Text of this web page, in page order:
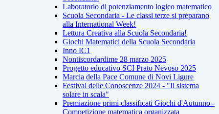
Laboratorio di potenziamento logico matematico
Scuola Secondaria - Le classi terze si preparano
alla International Week!
Lettura Creativa alla Scuola Secondaria!
Giochi Matematici della Scuola Secondaria
Inno IC1
Nontiscordardime 28 marzo 2025
Progetto educativo SCI Prato Nevoso 2025
Marcia della Pace Comune di Novi Ligure
Festival delle Conoscenze 2024 - "Il sistema
solare in scala"
Premiazione primi classificati Giochi d'Autunno -
Competizione matematica organizzata